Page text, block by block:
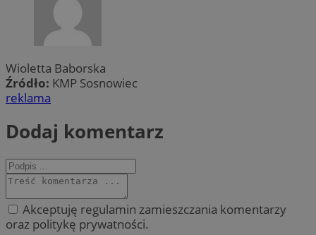
Wioletta Baborska
Źródło: KMP Sosnowiec
reklama
Dodaj komentarz
Akceptuję regulamin zamieszczania komentarzy
oraz politykę prywatności.